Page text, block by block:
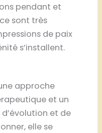
pendant et
sont très
de paix
s’installent.
approche
et un
et de
elle se